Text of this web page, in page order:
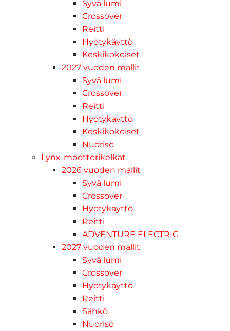
Syvä lumi
Crossover
Reitti
Hyötykäyttö
Keskikokoiset
2027 vuoden mallit
Syvä lumi
Crossover
Reitti
Hyötykäyttö
Keskikokoiset
Nuoriso
Lynx-moottorikelkat
2026 vuoden mallit
Syvä lumi
Crossover
Hyötykäyttö
Reitti
ADVENTURE ELECTRIC
2027 vuoden mallit
Syvä lumi
Crossover
Hyötykäyttö
Reitti
Sähkö
Nuoriso